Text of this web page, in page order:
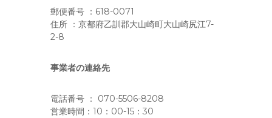
郵便番号 ：618-0071
住所 ：京都府乙訓郡大山崎町大山崎尻江7-
2-8
事業者の連絡先
電話番号 ： 070-5506-8208
営業時間：10：00-15：30